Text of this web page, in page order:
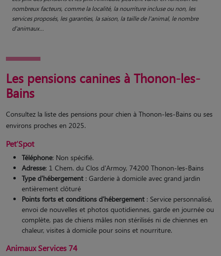
nombreux facteurs, comme la localité, la nourriture incluse ou non, les
services proposés, les garanties, la saison, la taille de l'animal, le nombre
d'animaux...
Les pensions canines à Thonon-les-
Bains
Consultez la liste des pensions pour chien à Thonon-les-Bains ou ses
environs proches en 2025.
Pet’Spot
Téléphone: Non spécifié.
Adresse: 1 Chem. du Clos d'Armoy, 74200 Thonon-les-Bains
Type d'hébergement : Garderie à domicile avec grand jardin
entièrement clôturé
Points forts et conditions d’hébergement : Service personnalisé,
envoi de nouvelles et photos quotidiennes, garde en journée ou
complète, pas de chiens mâles non stérilisés ni de chiennes en
chaleur, visites à domicile pour soins et nourriture.
Animaux Services 74